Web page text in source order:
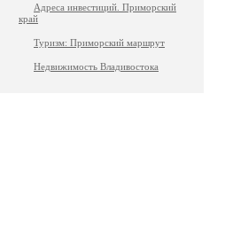
Адреса инвестиций. Приморский
край
Туризм: Приморский маршрут
Недвижимость Владивостока